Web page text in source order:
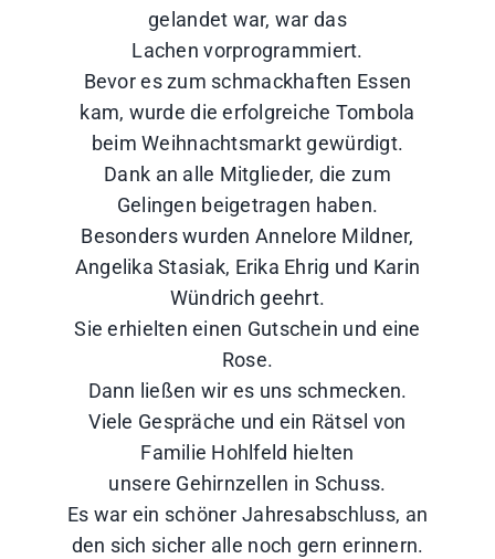
gelandet war, war das
Lachen vorprogrammiert.
Bevor es zum schmackhaften Essen
kam, wurde die erfolgreiche Tombola
beim Weihnachtsmarkt gewürdigt.
Dank an alle Mitglieder, die zum
Gelingen beigetragen haben.
Besonders wurden Annelore Mildner,
Angelika Stasiak, Erika Ehrig und Karin
Wündrich geehrt.
Sie erhielten einen Gutschein und eine
Rose.
Dann ließen wir es uns schmecken.
Viele Gespräche und ein Rätsel von
Familie Hohlfeld hielten
unsere Gehirnzellen in Schuss.
Es war ein schöner Jahresabschluss, an
den sich sicher alle noch gern erinnern.